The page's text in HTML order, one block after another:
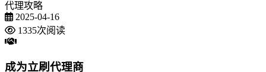
代理攻略
2025-04-16
1335次阅读
成为立刷代理商